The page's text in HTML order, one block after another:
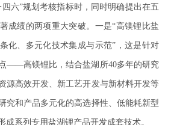
”规划考核指标时，同时明确提出在五
成绩的两项重大突破。一是“高镁锂比盐
化、多元化技术集成与示范”，这是针对
——高镁锂比，结合盐湖所40多年的研究
源高效开发、新工艺开发与新材料开发等
究和产品多元化的高选择性、低能耗新型
成系列专用盐湖锂产品开发成套技术。